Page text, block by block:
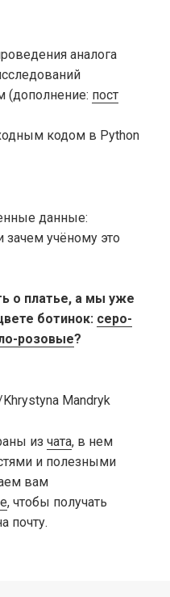
аналога
(дополнение: пост
кодом в Python
данные:
зачем учёному это
о платье, а мы уже
ботинок: серо-
розовые?
Mandryk
изчата, в нем
и полезными
вам
, чтобы получать
почту.